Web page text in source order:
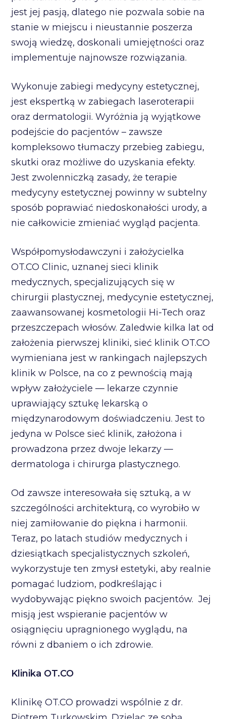
jest jej pasją, dlatego nie pozwala sobie na
stanie w miejscu i nieustannie poszerza
swoją wiedzę, doskonali umiejętności oraz
implementuje najnowsze rozwiązania.
Wykonuje zabiegi medycyny estetycznej,
jest ekspertką w zabiegach laseroterapii
oraz dermatologii. Wyróżnia ją wyjątkowe
podejście do pacjentów – zawsze
kompleksowo tłumaczy przebieg zabiegu,
skutki oraz możliwe do uzyskania efekty.
Jest zwolenniczką zasady, że terapie
medycyny estetycznej powinny w subtelny
sposób poprawiać niedoskonałości urody, a
nie całkowicie zmieniać wygląd pacjenta.
Współpomysłodawczyni i założycielka
OT.CO Clinic, uznanej sieci klinik
medycznych, specjalizujących się w
chirurgii plastycznej, medycynie estetycznej,
zaawansowanej kosmetologii Hi-Tech oraz
przeszczepach włosów. Zaledwie kilka lat od
założenia pierwszej kliniki, sieć klinik OT.CO
wymieniana jest w rankingach najlepszych
klinik w Polsce, na co z pewnością mają
wpływ założyciele — lekarze czynnie
uprawiający sztukę lekarską o
międzynarodowym doświadczeniu. Jest to
jedyna w Polsce sieć klinik, założona i
prowadzona przez dwoje lekarzy —
dermatologa i chirurga plastycznego.
Od zawsze interesowała się sztuką, a w
szczególności architekturą, co wyrobiło w
niej zamiłowanie do piękna i harmonii.
Teraz, po latach studiów medycznych i
dziesiątkach specjalistycznych szkoleń,
wykorzystuje ten zmysł estetyki, aby realnie
pomagać ludziom, podkreślając i
wydobywając piękno swoich pacjentów. Jej
misją jest wspieranie pacjentów w
osiągnięciu upragnionego wyglądu, na
równi z dbaniem o ich zdrowie.
Klinika OT.CO
Klinikę OT.CO prowadzi wspólnie z dr.